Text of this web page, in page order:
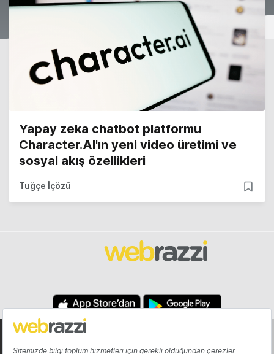
Yapay zeka chatbot platformu
Character.AI'ın yeni video üretimi ve
sosyal akış özellikleri
Tuğçe İçözü